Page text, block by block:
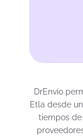
DrEnvío
Etla desde
tiempos